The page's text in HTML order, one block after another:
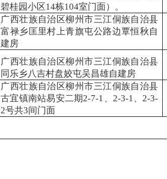
碧桂园小区14栋104室门面）。
广西壮族自治区柳州市三江侗族自治县
富禄乡匡里村上青旗屯公路边覃恒秋自
建房
广西壮族自治区柳州市三江侗族自治县
同乐乡八吉村盘姣屯吴昌雄自建房
广西壮族自治区柳州市三江侗族自治县
古宜镇南站易安二期2-7-1、2-3-1、2-3-
2号共3间门面